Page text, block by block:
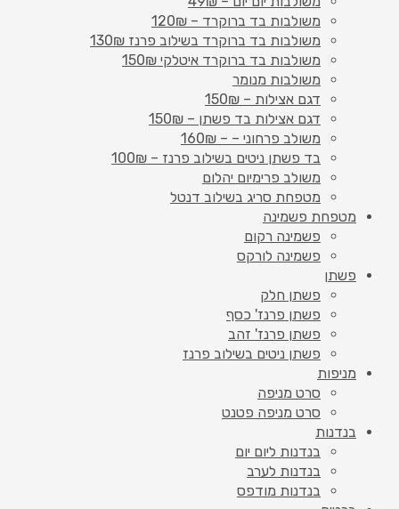
משולבות בד ברוקרד – 120₪
משולבות בד ברוקרד בשילוב פרנז 130₪
משולבות בד ברוקרד איטלקי 150₪
משולבות מנומר
דגם אצילות – 150₪
דגם אצילות בד פשתן – 150₪
משולב פרחוני – – 160₪
בד פשתן ניטים בשילוב פרנז – 100₪
משולב פרימיום יהלום
מטפחת סריג בשילוב דנטל
מטפחת פשמינה
פשמינה רקום
פשמינה לורקס
פשתן
פשתן חלק
פשתן פרנז' כסף
פשתן פרנז' זהב
פשתן ניטים בשילוב פרנז
מניפות
סרט מניפה
סרט מניפה פטנט
בנדנות
בנדנות ליום יום
בנדנות לערב
בנדנות מודפס